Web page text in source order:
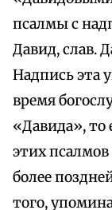
псалмы с
Давид, слав.
Надпись эта
время
«Давида», то
этих
более
того,